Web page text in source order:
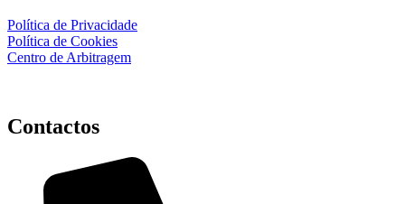
Política de Privacidade
Política de Cookies
Centro de Arbitragem
Contactos